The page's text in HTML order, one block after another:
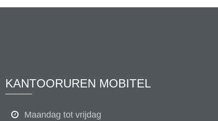
KANTOORUREN MOBITEL
Maandag tot vrijdag